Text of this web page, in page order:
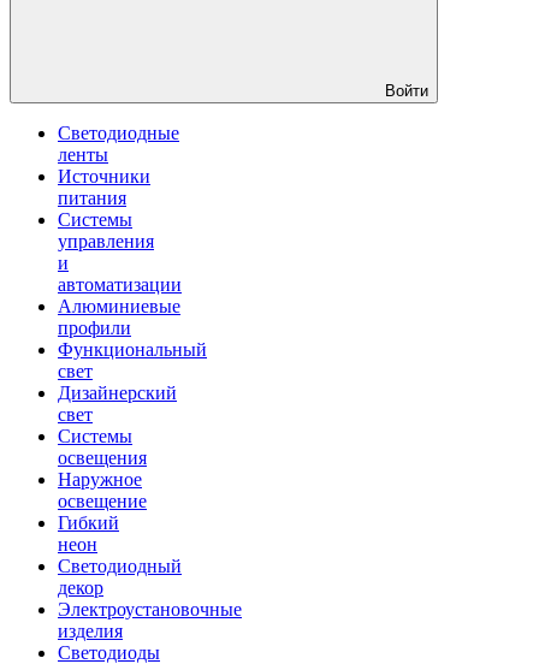
Войти
Светодиодные
ленты
Источники
питания
Системы
управления
и
автоматизации
Алюминиевые
профили
Функциональный
свет
Дизайнерский
свет
Системы
освещения
Наружное
освещение
Гибкий
неон
Светодиодный
декор
Электроустановочные
изделия
Светодиоды